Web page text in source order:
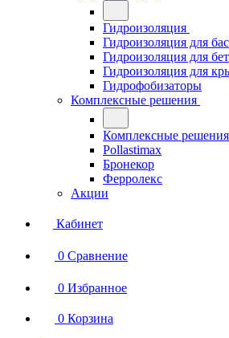
Гидроизоляция
Гидроизоляция для
Гидроизоляция для
Гидроизоляция для
Гидрофобизаторы
Комплексные решения
Комплексные решения
Pollastimax
Бронекор
Ферролекс
Акции
Кабинет
0 Сравнение
0 Избранное
0 Корзина